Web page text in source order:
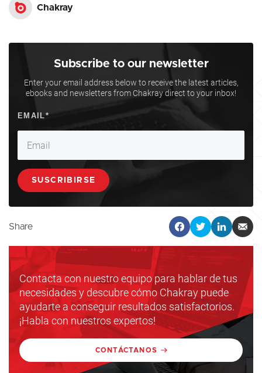
Chakray
Subscribe to our newsletter
Enter your email address below to receive the latest articles,
ebooks and newsletters from Chakray direct to your inbox!
Share
Contacta con nuestro equipo para hablar de tus
necesidades y descubre cómo Chakray puede
ayudarte a conseguir resultados satisfactorios.
¡Habla con nuestros expertos!
CONTÁCTANOS